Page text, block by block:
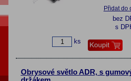
Přidat do
bez
s
ks
Obrysové světlo ADR, s